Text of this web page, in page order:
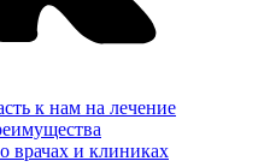
к нам на лечение
врачах и клиниках